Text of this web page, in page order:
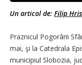
Un articol de: Filip
Praznicul Pogorârii
mai, şi la Catedrala
municipiul Slobozia,